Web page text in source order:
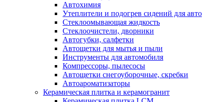
Автохимия
Утеплители и подогрев сидений для авто
Стеклоомывающая жидкость
Стеклоочистели, дворники
Автогубки, салфетки
Автощетки для мытья и пыли
Инструменты для автомобиля
Компрессоры, пылесосы
Автощетки снегоуборочные, скребки
Автоароматизаторы
Керамическая плитка и керамогранит